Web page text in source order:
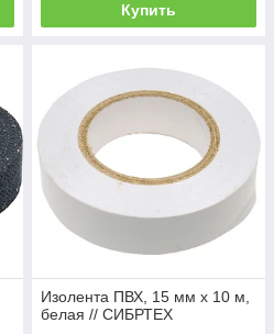
Купить
Изолента ПВХ, 15 мм х 10 м,
белая // СИБРТЕХ